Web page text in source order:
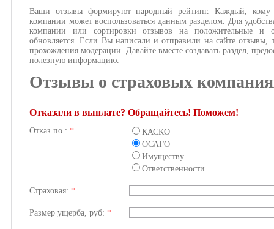
Ваши отзывы формируют народный рейтинг. Каждый, кому
компании может воспользоваться данным разделом. Для
компании или сортировки отзывов на положительные и
обновляется. Если Вы написали и отправили на сайте отзывы,
прохождения модерации. Давайте вместе создавать раздел,
полезную информацию.
Отзывы о страховых
Отказали в выплате? Обращайтесь! Поможем!
Отказ по : *
КАСКО
ОСАГО
Имуществу
Ответственности
Страховая: *
Размер ущерба, руб: *